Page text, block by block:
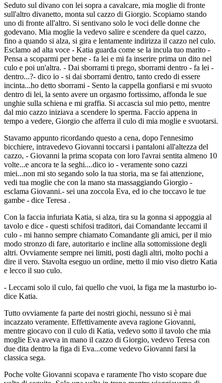
Seduto sul divano con lei sopra a cavalcare, mia moglie di fronte
sull'altro divanetto, monta sul cazzo di Giorgio. Scopiamo stando
uno di fronte all'altro. Si sentivano solo le voci delle donne che
godevano. Mia moglie la vedevo salire e scendere da quel cazzo,
fino a quando si alza, si gira e lentamente indirizza il cazzo nel culo.
Esclamo ad alta voce - Katia guarda come se la incula tuo marito -
Pensa a scoparmi per bene - fa lei e mi fa inserire prima un dito nel
culo e poi un'altra. - Dai sborrami ti prego, sborrami dentro - fa lei -
dentro...?- dico io - si dai sborrami dentro, tanto credo di essere
incinta...ho detto sborrami - Sento la cappella gonfiarsi e mi svuoto
dentro di lei, la sento avere un orgasmo fortissimo, affonda le sue
unghie sulla schiena e mi graffia. Si accascia sul mio petto, mentre
dal mio cazzo iniziava a scendere lo sperma. Faccio appena in
tempo a vedere, Giorgio che afferra il culo di mia moglie e svuotarsi.
Stavamo appunto ricordando questo a cena, dopo l'ennesimo
bicchiere, intravedevo Giovanni toccarsi i pantaloni all'altezza del
cazzo, - Giovanni la prima scopata con loro l'avrai sentita almeno 10
volte...e ancora te la seghi....dico io - veramente sono cazzi
miei...non mi sto segando solo la tua storia, ma se fai attenzione,
vedi tua moglie che con la mano sta massaggiando Giorgio -
esclama Giovanni.- sei una zoccola Eva, ed io che toccavo le tue
gambe - dice Teresa .
Con la faccia infuriata Katia, si alza, tira su la gonna si appoggia al
tavolo e dice - questi schifosi traditori, dai Comandante leccami il
culo - mi hanno sempre chiamato Comandante gli amici, per il mio
modo stronzo di fare, autoritario e incline alla sottomissione degli
altri. Ovviamente sempre nei limiti, posti dagli altri, molto pochi a
dire il vero. Stavolta eseguo un ordine, metto il mio viso dietro Katia
e lecco il suo culo.
- Leccami solo il culo, fai quello che vuoi, la figa me la masturbo io-
dice Katia.
Tutto ovviamente fa parte dei nostri giochi, nessuno si è mai
incazzato veramente. Effettivamente aveva ragione Giovanni,
mentre giocavo con il culo di Katia, vedevo sotto il tavolo che mia
moglie Eva aveva in mano il cazzo di Giorgio, vedevo Teresa con
due dita dentro la figa di Eva...come vedevo Giovanni farsi la
classica sega.
Poche volte Giovanni scopava e raramente l'ho visto scopare due